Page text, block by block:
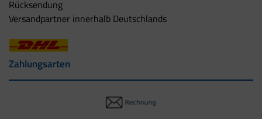
Rücksendung
Versandpartner innerhalb Deutschlands
Zahlungsarten